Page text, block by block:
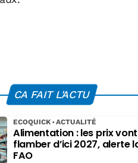
CA FAIT L'ACTU
Alimentation : les prix vont
flamber d’ici 2027, alerte
FAO
ECOQUICK ACTUALITÉ